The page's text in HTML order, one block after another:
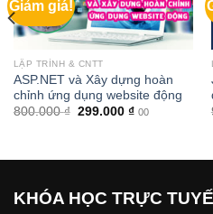
Giảm giá!
LẬP TRÌNH & CNTT
ASP.NET và Xây dựng hoàn
chỉnh ứng dụng website động
800.000₫ Giá
299.000 ₫Giá
299.000 ₫.
00
KHÓA HỌC TRỰC